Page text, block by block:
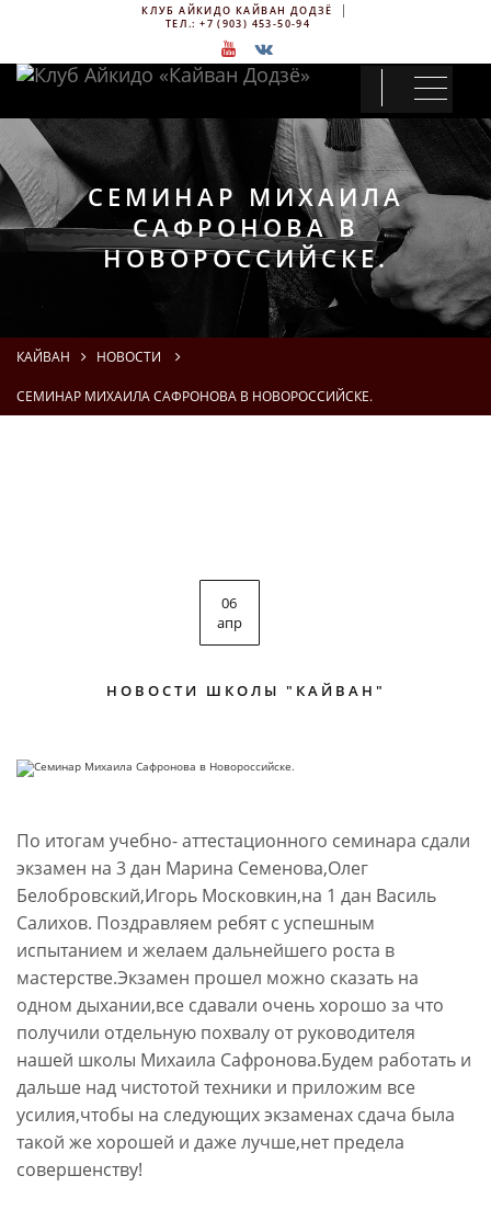
КЛУБ АЙКИДО КАЙВАН ДОДЗЁ
ТЕЛ.:+7 (903) 453-50-94
СЕМИНАР МИХАИЛА
САФРОНОВА В
НОВОРОССИЙСКЕ.
КАЙВАН НОВОСТИ
СЕМИНАР МИХАИЛА САФРОНОВА В НОВОРОССИЙСКЕ.
06
апр
НОВОСТИ ШКОЛЫ "КАЙВАН"
По итогам учебно- аттестационного семинара сдали
экзамен на 3 дан Марина Семенова,Олег
Белобровский,Игорь Московкин,на 1 дан Василь
Салихов. Поздравляем ребят с успешным
испытанием и желаем дальнейшего роста в
мастерстве.Экзамен прошел можно сказать на
одном дыхании,все сдавали очень хорошо за что
получили отдельную похвалу от руководителя
нашей школы Михаила Сафронова.Будем работать и
дальше над чистотой техники и приложим все
усилия,чтобы на следующих экзаменах сдача была
такой же хорошей и даже лучше,нет предела
совершенству!